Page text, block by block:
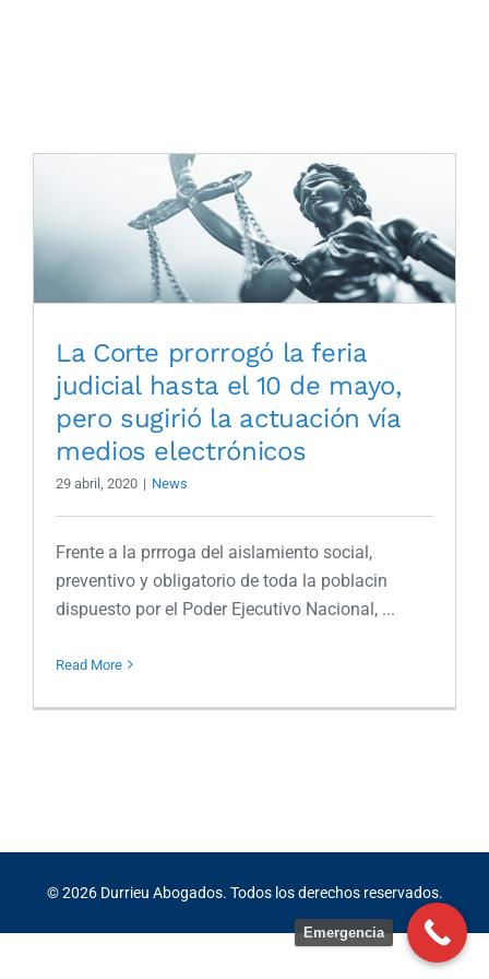
La Corte prorrogó la feria
judicial hasta el 10 de mayo,
pero sugirió la actuación vía
medios electrónicos
29 abril, 2020 | News
Frente a la prrroga del aislamiento social,
preventivo y obligatorio de toda la poblacin
dispuesto por el Poder Ejecutivo Nacional, ...
Read More
©2026Durrieu Abogados. Todos los derechos reservados.
Emergencia